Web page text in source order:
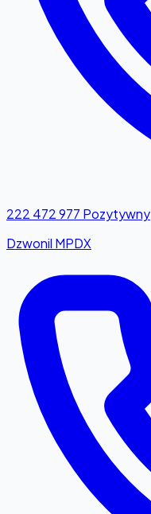
222 472 977 Pozytywny
Dzwonil MPDX